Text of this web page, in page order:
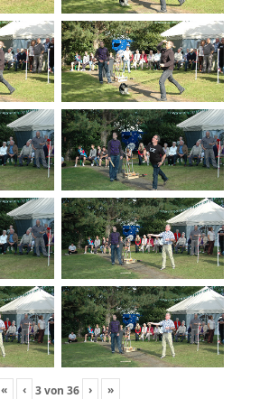
« ‹ 3von36 › »